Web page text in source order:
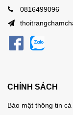
0816499096
CHÍNH SÁCH
Bảo mật thông tin cá